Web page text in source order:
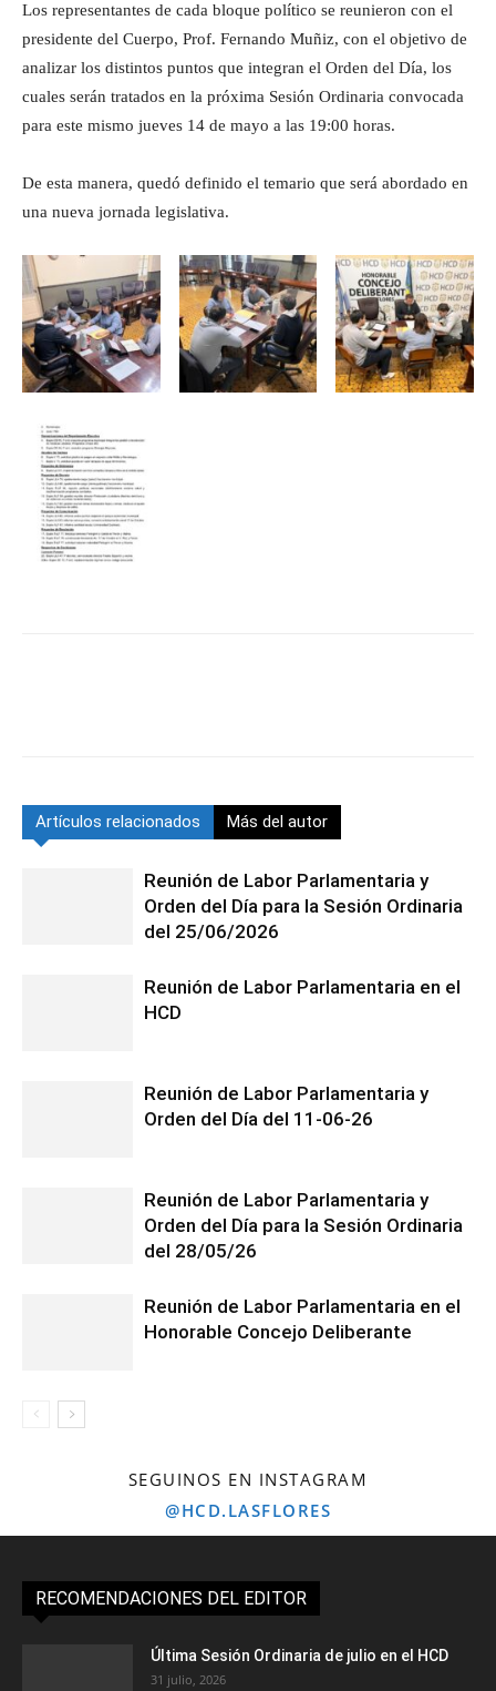
Los representantes de cada bloque político se reunieron con el
presidente del Cuerpo, Prof. Fernando Muñiz, con el objetivo de
analizar los distintos puntos que integran el Orden del Día, los
cuales serán tratados en la próxima Sesión Ordinaria convocada
para este mismo jueves 14 de mayo a las 19:00 horas.
De esta manera, quedó definido el temario que será abordado en
una nueva jornada legislativa.
Artículos relacionados Más del autor
Reunión de Labor Parlamentaria y
Orden del Día para la Sesión Ordinaria
del 25/06/2026
Reunión de Labor Parlamentaria en el
HCD
Reunión de Labor Parlamentaria y
Orden del Día del 11-06-26
Reunión de Labor Parlamentaria y
Orden del Día para la Sesión Ordinaria
del 28/05/26
Reunión de Labor Parlamentaria en el
Honorable Concejo Deliberante
SEGUINOS EN INSTAGRAM
@HCD.LASFLORES
RECOMENDACIONES DEL EDITOR
Última Sesión Ordinaria de julio en el HCD
31 julio, 2026